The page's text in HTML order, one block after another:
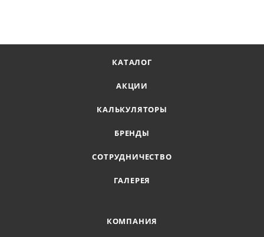
КАТАЛОГ
АКЦИИ
КАЛЬКУЛЯТОРЫ
БРЕНДЫ
СОТРУДНИЧЕСТВО
ГАЛЕРЕЯ
КОМПАНИЯ